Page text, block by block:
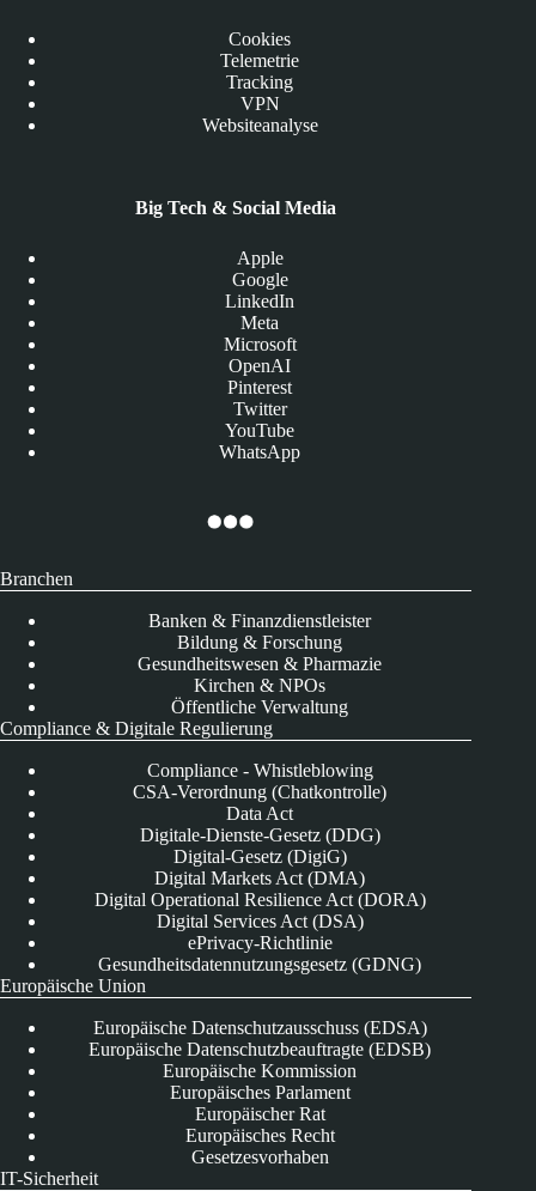
Cookies
Telemetrie
Tracking
VPN
Websiteanalyse
Big Tech & Social Media
Apple
Google
LinkedIn
Meta
Microsoft
OpenAI
Pinterest
Twitter
YouTube
WhatsApp
Branchen
Banken & Finanzdienstleister
Bildung & Forschung
Gesundheitswesen & Pharmazie
Kirchen & NPOs
Öffentliche Verwaltung
Compliance & Digitale Regulierung
Compliance - Whistleblowing
CSA-Verordnung (Chatkontrolle)
Data Act
Digitale-Dienste-Gesetz (DDG)
Digital-Gesetz (DigiG)
Digital Markets Act (DMA)
Digital Operational Resilience Act (DORA)
Digital Services Act (DSA)
ePrivacy-Richtlinie
Gesundheitsdatennutzungsgesetz (GDNG)
Europäische Union
Europäische Datenschutzausschuss (EDSA)
Europäische Datenschutzbeauftragte (EDSB)
Europäische Kommission
Europäisches Parlament
Europäischer Rat
Europäisches Recht
Gesetzesvorhaben
IT-Sicherheit